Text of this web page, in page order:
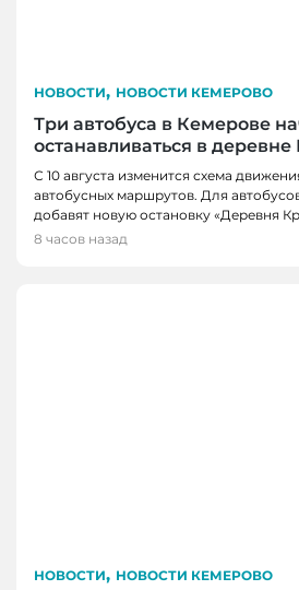
НОВОСТИ, НОВОСТИ КЕМЕРОВО
Три автобуса в Кемерове
останавливаться в деревне
С 10 августа изменится схема
автобусных маршрутов. Для
добавят новую остановку «Деревня
8 часов назад
НОВОСТИ, НОВОСТИ КЕМЕРОВО